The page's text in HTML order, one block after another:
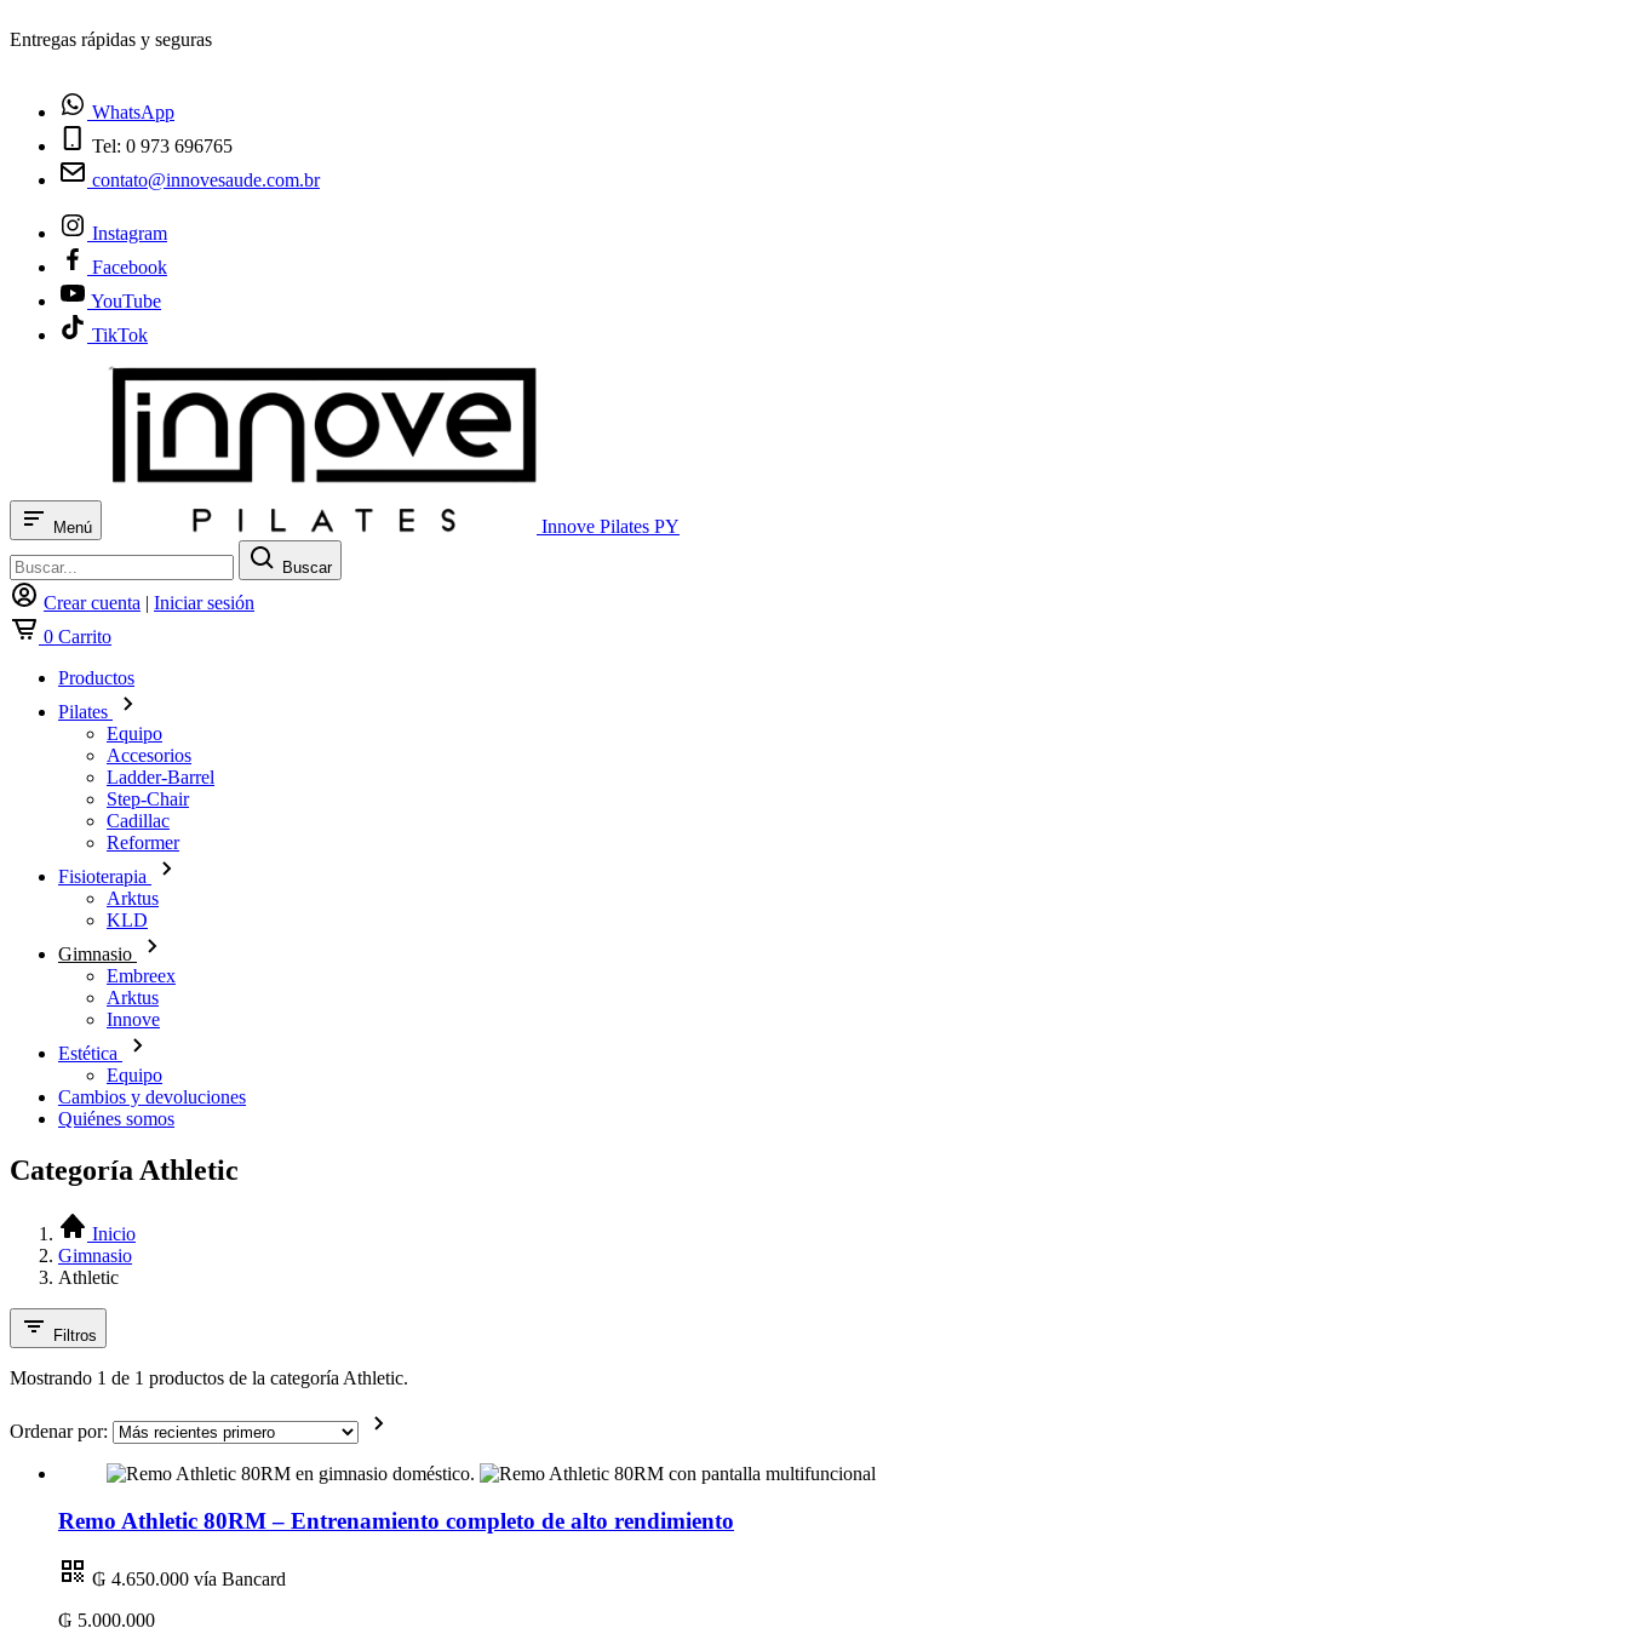
¿Tienes dudas? Habla con nosotros
WhatsApp
Tel: 0 973 696765
contato@innovesaude.com.br
Instagram
Facebook
YouTube
TikTok
Menú Innove Pilates PY
Buscar
Crear cuenta | Iniciar sesión
0 Carrito
Productos
Pilates
Equipo
Accesorios
Ladder-Barrel
Step-Chair
Cadillac
Reformer
Fisioterapia
Arktus
KLD
Gimnasio
Embreex
Arktus
Innove
Estética
Equipo
Cambios y devoluciones
Quiénes somos
Categoría Athletic
Inicio
Gimnasio
Athletic
Filtros
Mostrando 1 de 1 productos de la categoría Athletic.
Ordenar por:
Remo Athletic 80RM – Entrenamiento completo de alto rendimiento
₲ 4.650.000 vía Bancard
₲ 5.000.000